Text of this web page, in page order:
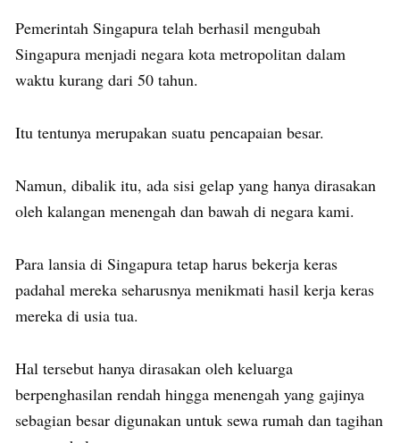
Pemerintah Singapura telah berhasil mengubah
Singapura menjadi negara kota metropolitan dalam
waktu kurang dari 50 tahun.
Itu tentunya merupakan suatu pencapaian besar.
Namun, dibalik itu, ada sisi gelap yang hanya dirasakan
oleh kalangan menengah dan bawah di negara kami.
Para lansia di Singapura tetap harus bekerja keras
padahal mereka seharusnya menikmati hasil kerja keras
mereka di usia tua.
Hal tersebut hanya dirasakan oleh keluarga
berpenghasilan rendah hingga menengah yang gajinya
sebagian besar digunakan untuk sewa rumah dan tagihan